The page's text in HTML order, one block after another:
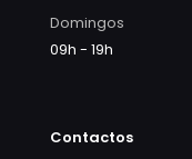
Domingos
09h - 19h
Contactos